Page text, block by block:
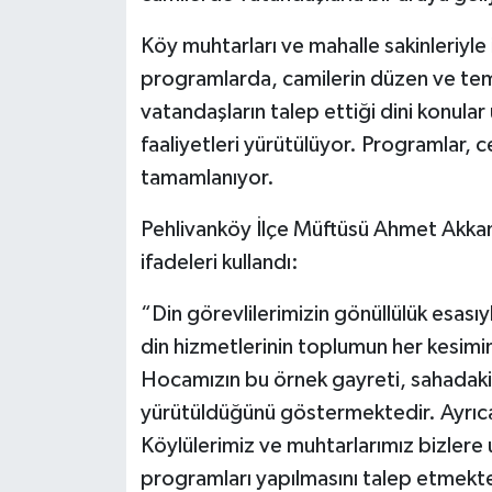
Köy muhtarları ve mahalle
programlarda, camilerin düzen ve
vatandaşların talep ettiği dini
faaliyetleri yürütülüyor. Programlar,
tamamlanıyor.
Pehlivanköy İlçe Müftüsü Ahmet
ifadeleri kullandı:
“Din görevlilerimizin gönüllülük
din hizmetlerinin toplumun her
Hocamızın bu örnek gayreti,
yürütüldüğünü göstermektedir.
Köylülerimiz ve muhtarlarımız
programları yapılmasını talep
Bitlis Müftülüğü
Bolu Müftülüğü
Bursa Müftülüğü
Çanakkale Müftülüğü
Çankırı Müftülüğü
Çorum Müftülüğü
Denizli Müftülüğü
Makaleler
Duyurular
Bilim, Teknoloji
Biyografiler
Diyanet TV